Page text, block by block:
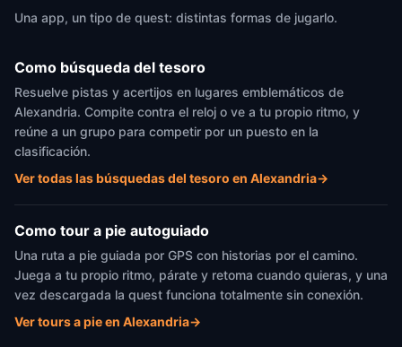
Una app, un tipo de quest: distintas formas de jugarlo.
Como búsqueda del tesoro
Resuelve pistas y acertijos en lugares emblemáticos de
Alexandria. Compite contra el reloj o ve a tu propio ritmo, y
reúne a un grupo para competir por un puesto en la
clasificación.
Ver todas las búsquedas del tesoro en Alexandria→
Como tour a pie autoguiado
Una ruta a pie guiada por GPS con historias por el camino.
Juega a tu propio ritmo, párate y retoma cuando quieras, y una
vez descargada la quest funciona totalmente sin conexión.
Ver tours a pie en Alexandria→